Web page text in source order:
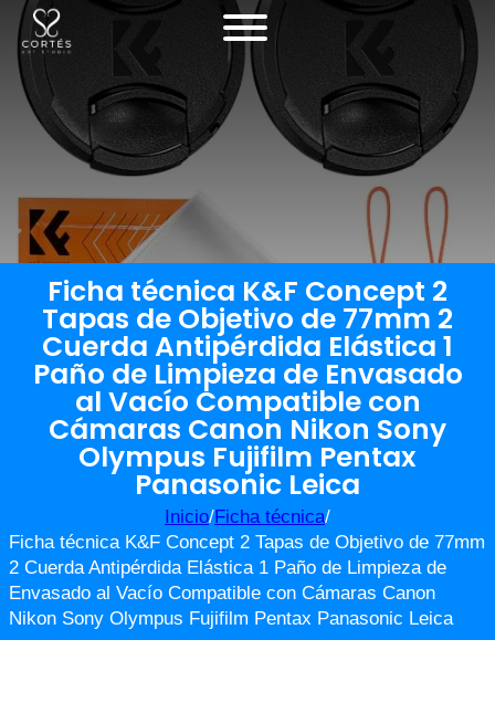
Ficha técnica K&F Concept 2
Tapas de Objetivo de 77mm 2
Cuerda Antipérdida Elástica 1
Paño de Limpieza de Envasado
al Vacío Compatible con
Cámaras Canon Nikon Sony
Olympus Fujifilm Pentax
Panasonic Leica
Inicio/Ficha técnica/
Ficha técnica K&F Concept 2 Tapas de Objetivo de 77mm
2 Cuerda Antipérdida Elástica 1 Paño de Limpieza de
Envasado al Vacío Compatible con Cámaras Canon
Nikon Sony Olympus Fujifilm Pentax Panasonic Leica